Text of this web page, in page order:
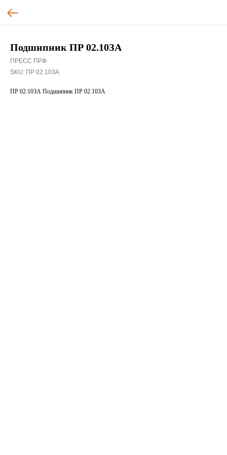
Подшипник ПР 02.10ЗА
ПРЕСС ПРФ
SKU: ПР 02.10ЗА
ПР 02.10ЗА Подшипник ПР 02.10ЗА